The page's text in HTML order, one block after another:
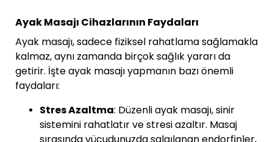
Ayak Masajı Cihazlarının Faydaları
Ayak masajı, sadece fiziksel rahatlama sağlamakla
kalmaz, aynı zamanda birçok sağlık yararı da
getirir. İşte ayak masajı yapmanın bazı önemli
faydaları:
Stres Azaltma: Düzenli ayak masajı, sinir
sistemini rahatlatır ve stresi azaltır. Masaj